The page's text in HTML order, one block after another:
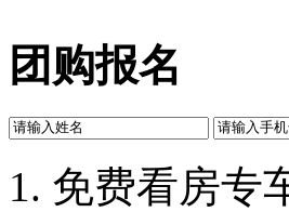
团购报名
1. 免费看房专